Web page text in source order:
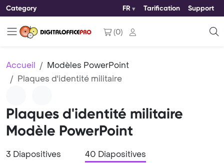
Category FR Tarification Support
(0)
Accueil
Modèles PowerPoint
Plaques d'identité militaire
Plaques d'identité militaire
Modèle PowerPoint
3 Diapositives
40 Diapositives